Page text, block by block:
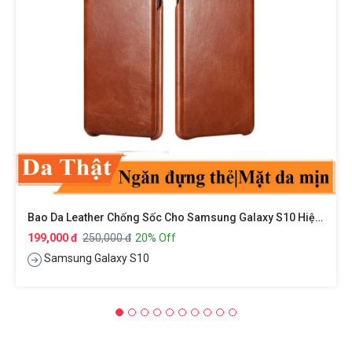
Bao Da Leather Chống Sốc Cho Samsung Galaxy S10 Hiệu XUNDD Gra Series
199,000 đ 250,000 đ 20% Off
Samsung Galaxy S10